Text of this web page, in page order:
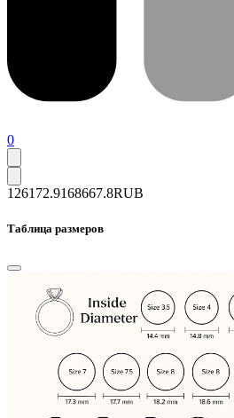
0
126172.9168667.8RUB
Таблица размеров